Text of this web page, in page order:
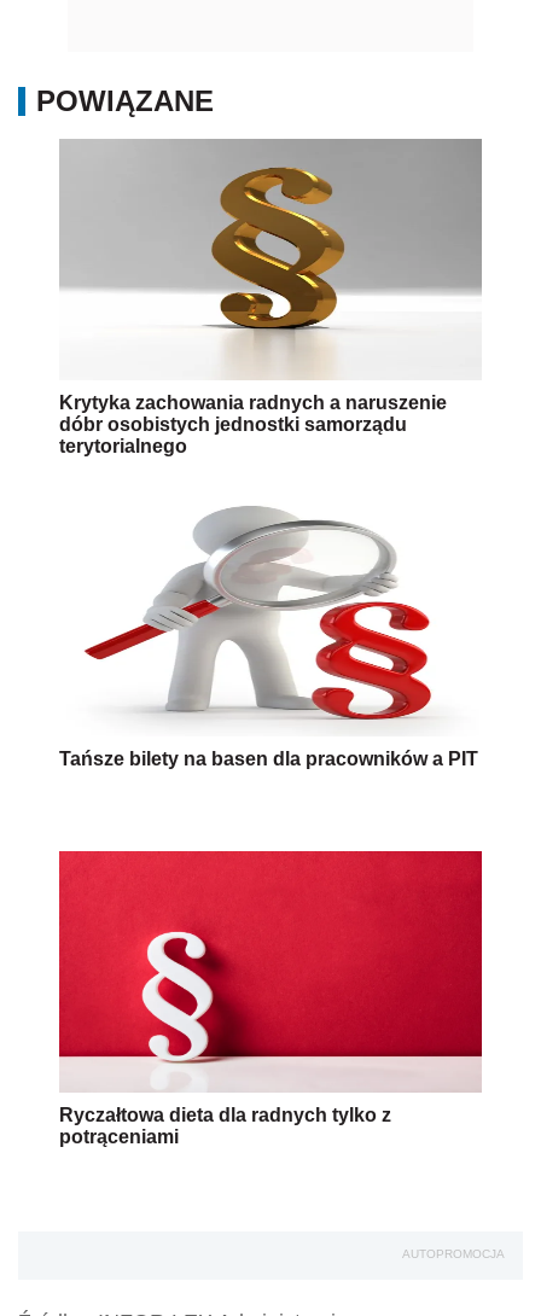
POWIĄZANE
Krytyka zachowania radnych a naruszenie
dóbr osobistych jednostki samorządu
terytorialnego
Tańsze bilety na basen dla pracowników a PIT
Ryczałtowa dieta dla radnych tylko z
potrąceniami
AUTOPROMOCJA